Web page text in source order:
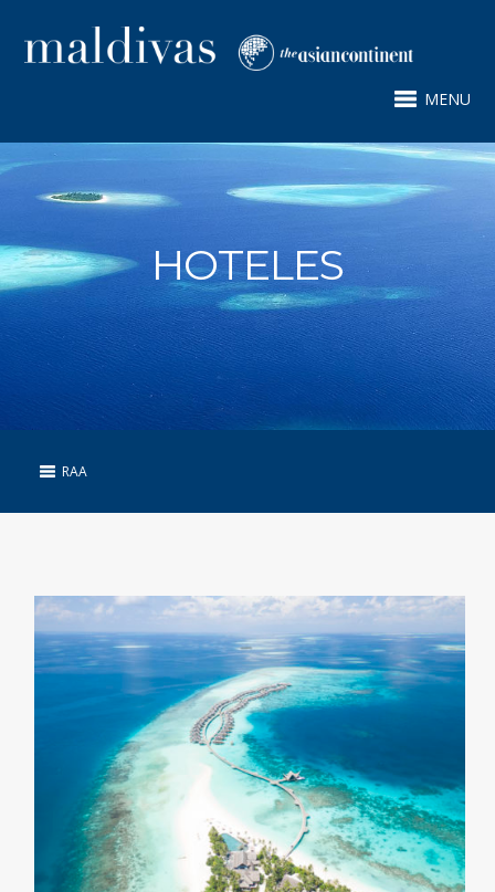
MENU
HOTELES
RAA